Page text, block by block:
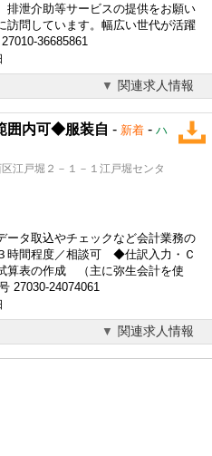
排泄介助等サービスの提供をお願い
訪問しています。幅広い世代が活躍
36685861
関連求人情報
囲内可◆服装自 - 新着 - ハ
江戸堀２－１－１江戸堀センタ
ータ取込やチェックなど会計業務の
時間程度／相談可 ◆仕訳入力・Ｃ
算表の作成 （主に弥生会計を使
24074061
関連求人情報